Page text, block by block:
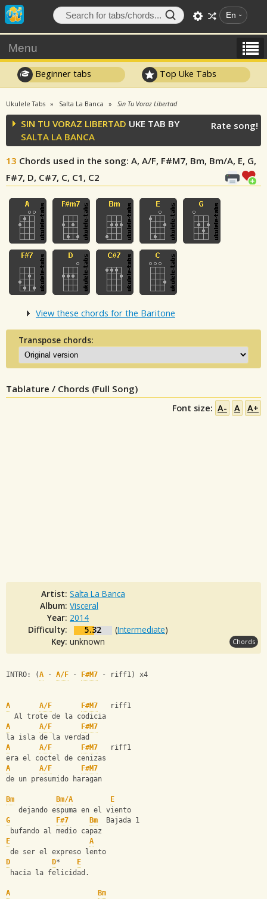
En
Menu
Beginner tabs Top Uke Tabs
Ukulele Tabs Salta La Banca Sin Tu Voraz Libertad
SIN TU VORAZ LIBERTAD UKE TAB BY
SALTA LA BANCA
13 Chords used in the song: A, A/F, F#M7, Bm, Bm/A, E, G,
F#7, D, C#7, C, C1, C2
Rate song!
View these chords for the Baritone
Transpose chords:
Tablature / Chords (Full Song)
Font size: A- A A+
Artist: Salta La Banca
Album: Visceral
Year: 2014
Difficulty:
5.32 (Intermediate)
Key: unknown Chords
INTRO: (A - A/F - F#M7 - riff1) x4
A A/F F#M7
   riff1
  Al trote de la codicia
A
A/F
F#M7
la isla de la verdad
A
A/F F#M7
   riff1
era el coctel de cenizas
A
A/F
F#M7
de un presumido haragan
Bm Bm/A
E
   dejando espuma en el viento
G
F#7 Bm
  Bajada 1
bufando al medio capaz
E
A
de ser el expreso lento
D
D*
E
hacia la felicidad.
A
Bm